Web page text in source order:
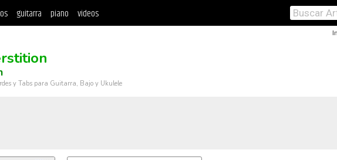
guitarra piano videos
y Tabs para Guitarra, Bajo y Ukulele